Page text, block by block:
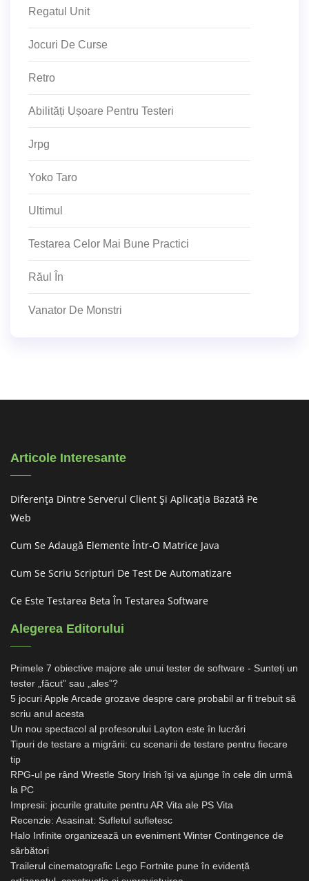
Regatul Unit
Jocuri De Curse
Retro
Abilități Ușoare Pentru Testeri
Jrpg
Yoko Taro
Ultimul
Testarea Celor Mai Bune Practici
Răul În
Vanator De Monstri
Articole Interesante
Diferența Dintre Serverul Client Și Aplicația Bazată Pe
Web
Cum Se Adaugă Elemente Într-O Matrice Java
Cum Se Scriu Scripturi De Test De Automatizare
Ce Este Testarea Beta În Testarea Software
Alegerea Editorului
Primele 7 obiective majore ale unui tester de software - Sunteți un
tester „făcut” sau „ales”?
5 jocuri Apple Arcade grozave despre care probabil ar fi trebuit să
scriu anul acesta
Un nou spectacol al profesorului Layton este în lucrări
Tipuri de testare a migrării: cu scenarii de testare pentru fiecare
tip
RPG-ul pe rând Wrestle Story Irish își va ajunge în cele din urmă
la PC
Impresii: jocurile gratuite pentru AR Vita ale PS Vita
Recenzie: Asasinat: Sufletul sufletesc
Halo Infinite organizează un eveniment Winter Contingence de
sărbători
Trailerul cinematografic Lego Fortnite pune în evidență